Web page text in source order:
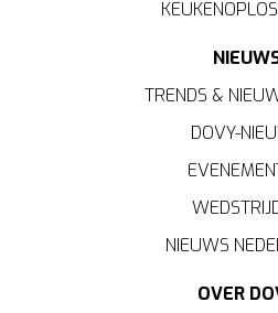
TRENDS &
DOVY-
NIEUWS
OVER